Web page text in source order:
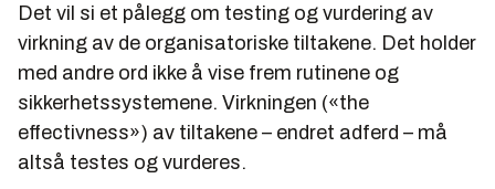
Det vil si et pålegg om testing og vurdering av
virkning av de organisatoriske tiltakene. Det holder
med andre ord ikke å vise frem rutinene og
sikkerhetssystemene. Virkningen («the
effectivness») av tiltakene – endret adferd – må
altså testes og vurderes.